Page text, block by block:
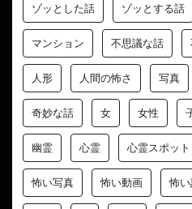
ゾッとした話 ゾッとする話
マンション 不思議な話
人形 人間の怖さ 写真
奇妙な話 女 女性
幽霊 心霊 心霊スポット
怖い写真 怖い動画 怖